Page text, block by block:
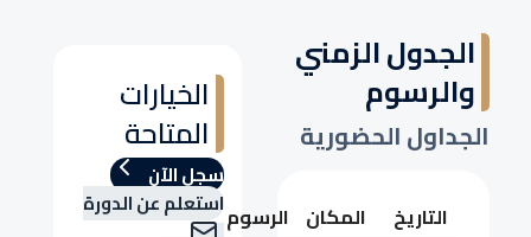
الخيارات
المتاحة
سجل الآن
استعلم عن الدورة
الجدول الزمني
والرسوم
الجداول الحضورية
التاريخ المكان الرسوم